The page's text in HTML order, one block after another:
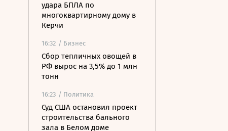
удара БПЛА по
многоквартирному дому в
Керчи
16:32 / Бизнес
Сбор тепличных овощей в
РФ вырос на 3,5% до 1 млн
тонн
16:23 / Политика
Суд США остановил проект
строительства бального
зала в Белом доме